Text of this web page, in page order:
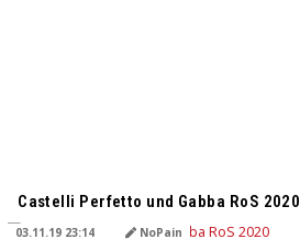
Castelli Perfetto und Gabba RoS 2020
03.11.19 23:14 NoPain